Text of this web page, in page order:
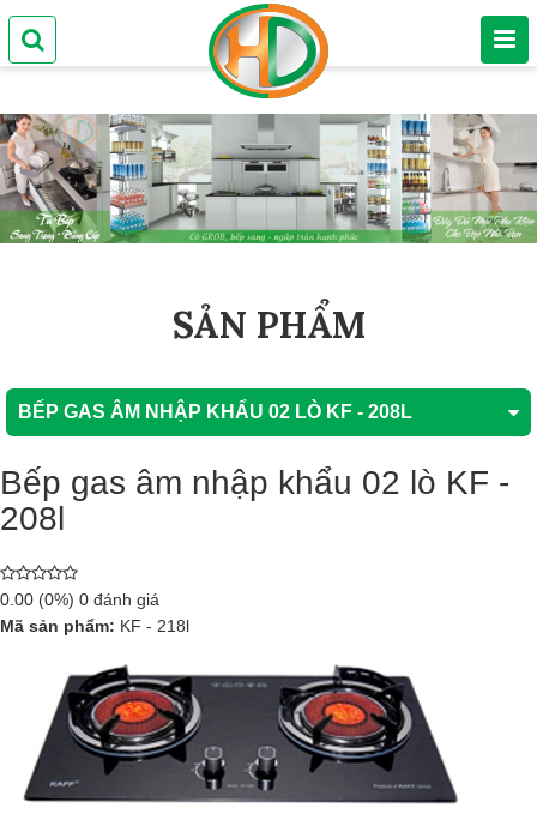
SẢN PHẨM
BẾP GAS ÂM NHẬP KHẨU 02 LÒ KF - 208L
Bếp gas âm nhập khẩu 02 lò KF -
208l
0.00 (0%) 0 đánh giá
Mã sản phẩm: KF - 218l